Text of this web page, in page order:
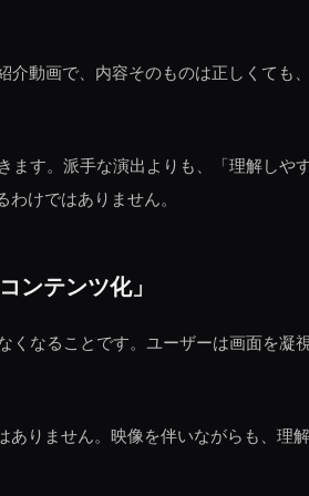
動画で、内容そのものは正しくて
す。派手な演出よりも、「理解し
けではありません。
ンテンツ化」
なることです。ユーザーは画面を
りません。映像を伴いながらも、理